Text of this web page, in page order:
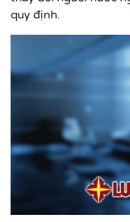
quy định.